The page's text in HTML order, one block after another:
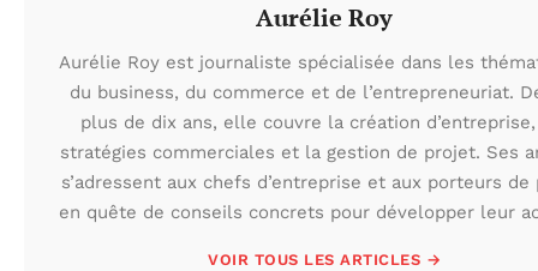
Aurélie Roy
Aurélie Roy est journaliste spécialisée dans les
du business, du commerce et de l’entrepreneuriat.
plus de dix ans, elle couvre la création
stratégies commerciales et la gestion de projet. Ses
s’adressent aux chefs d’entreprise et aux porteurs de
en quête de conseils concrets pour développer leur
VOIR TOUS LES ARTICLES →